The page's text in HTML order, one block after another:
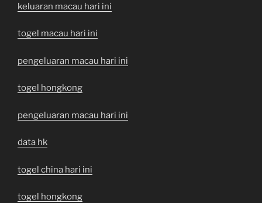
keluaran macau hari ini
togel macau hari ini
pengeluaran macau hari ini
togel hongkong
pengeluaran macau hari ini
data hk
togel china hari ini
togel hongkong